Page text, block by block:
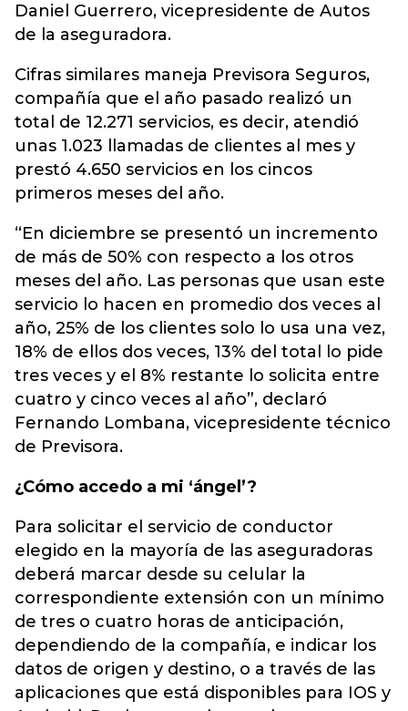
Daniel Guerrero, vicepresidente de Autos
de la aseguradora.
Cifras similares maneja Previsora Seguros,
compañía que el año pasado realizó un
total de 12.271 servicios, es decir, atendió
unas 1.023 llamadas de clientes al mes y
prestó 4.650 servicios en los cincos
primeros meses del año.
“En diciembre se presentó un incremento
de más de 50% con respecto a los otros
meses del año. Las personas que usan este
servicio lo hacen en promedio dos veces al
año, 25% de los clientes solo lo usa una vez,
18% de ellos dos veces, 13% del total lo pide
tres veces y el 8% restante lo solicita entre
cuatro y cinco veces al año”, declaró
Fernando Lombana, vicepresidente técnico
de Previsora.
¿Cómo accedo a mi ‘ángel’?
Para solicitar el servicio de conductor
elegido en la mayoría de las aseguradoras
deberá marcar desde su celular la
correspondiente extensión con un mínimo
de tres o cuatro horas de anticipación,
dependiendo de la compañía, e indicar los
datos de origen y destino, o a través de las
aplicaciones que está disponibles para IOS y